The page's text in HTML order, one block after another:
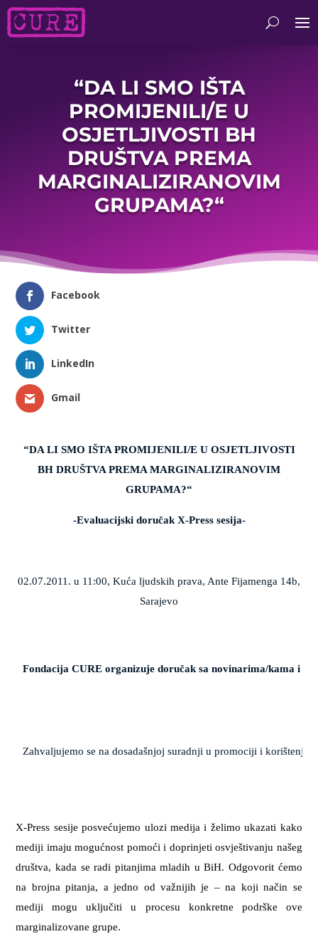
“DA LI SMO IŠTA
PROMIJENILI/E U
OSJETLJIVOSTI BH
DRUŠTVA PREMA
MARGINALIZIRANOVIM
GRUPAMA?“
Facebook
Twitter
LinkedIn
Gmail
“DA LI SMO IŠTA PROMIJENILI/E U OSJETLJIVOSTI
BH DRUŠTVA PREMA MARGINALIZIRANOVIM
GRUPAMA?“
-Evaluacijski doručak X-Press sesija-
02.07.2011. u 11:00, Kuća ljudskih prava, Ante Fijamenga 14b,
Sarajevo
Fondacija CURE organizuje doručak sa novinarima/kama i
Zahvaljujemo se na dosadašnjoj suradnji u promociji i korištenju
X-Press sesije posvećujemo ulozi medija i želimo ukazati kako
mediji imaju mogućnost pomoći i doprinjeti osvještivanju našeg
društva, kada se radi pitanjima mladih u BiH. Odgovorit ćemo
na brojna pitanja, a jedno od važnijih je – na koji način se
mediji mogu uključiti u procesu konkretne podrške ove
marginalizovane grupe.